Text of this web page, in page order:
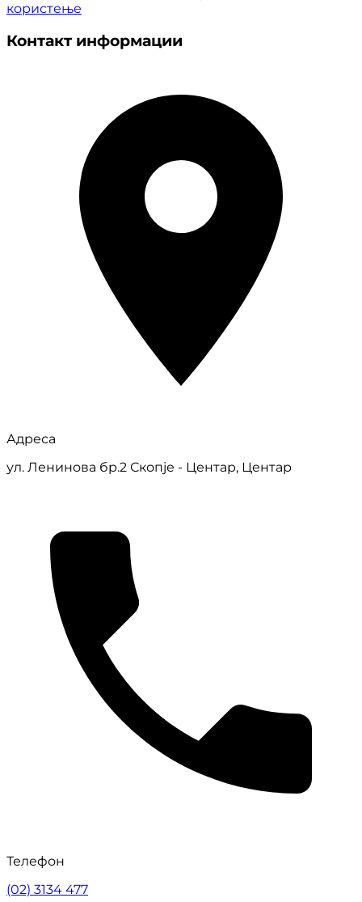
користење
Контакт информации
Адреса
ул. Ленинова бр.2 Скопје - Центар, Центар
Телефон
(02) 3134 477